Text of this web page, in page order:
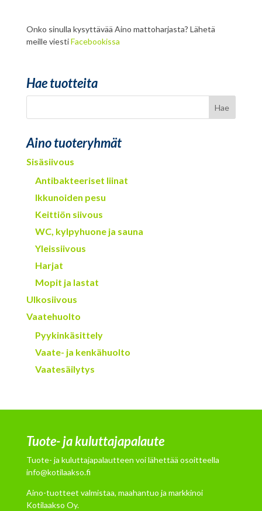
Onko sinulla kysyttävää Aino mattoharjasta? Lähetä
meille viestiFacebookissa
Hae tuotteita
Aino tuoteryhmät
Sisäsiivous
Antibakteeriset liinat
Ikkunoiden pesu
Keittiön siivous
WC, kylpyhuone ja sauna
Yleissiivous
Harjat
Mopit ja lastat
Ulkosiivous
Vaatehuolto
Pyykinkäsittely
Vaate- ja kenkähuolto
Vaatesäilytys
Tuote- ja kuluttajapalaute
Tuote- ja kuluttajapalautteen voi lähettää osoitteella
info@kotilaakso.fi
Aino-tuotteet valmistaa, maahantuo ja markkinoi
Kotilaakso Oy.